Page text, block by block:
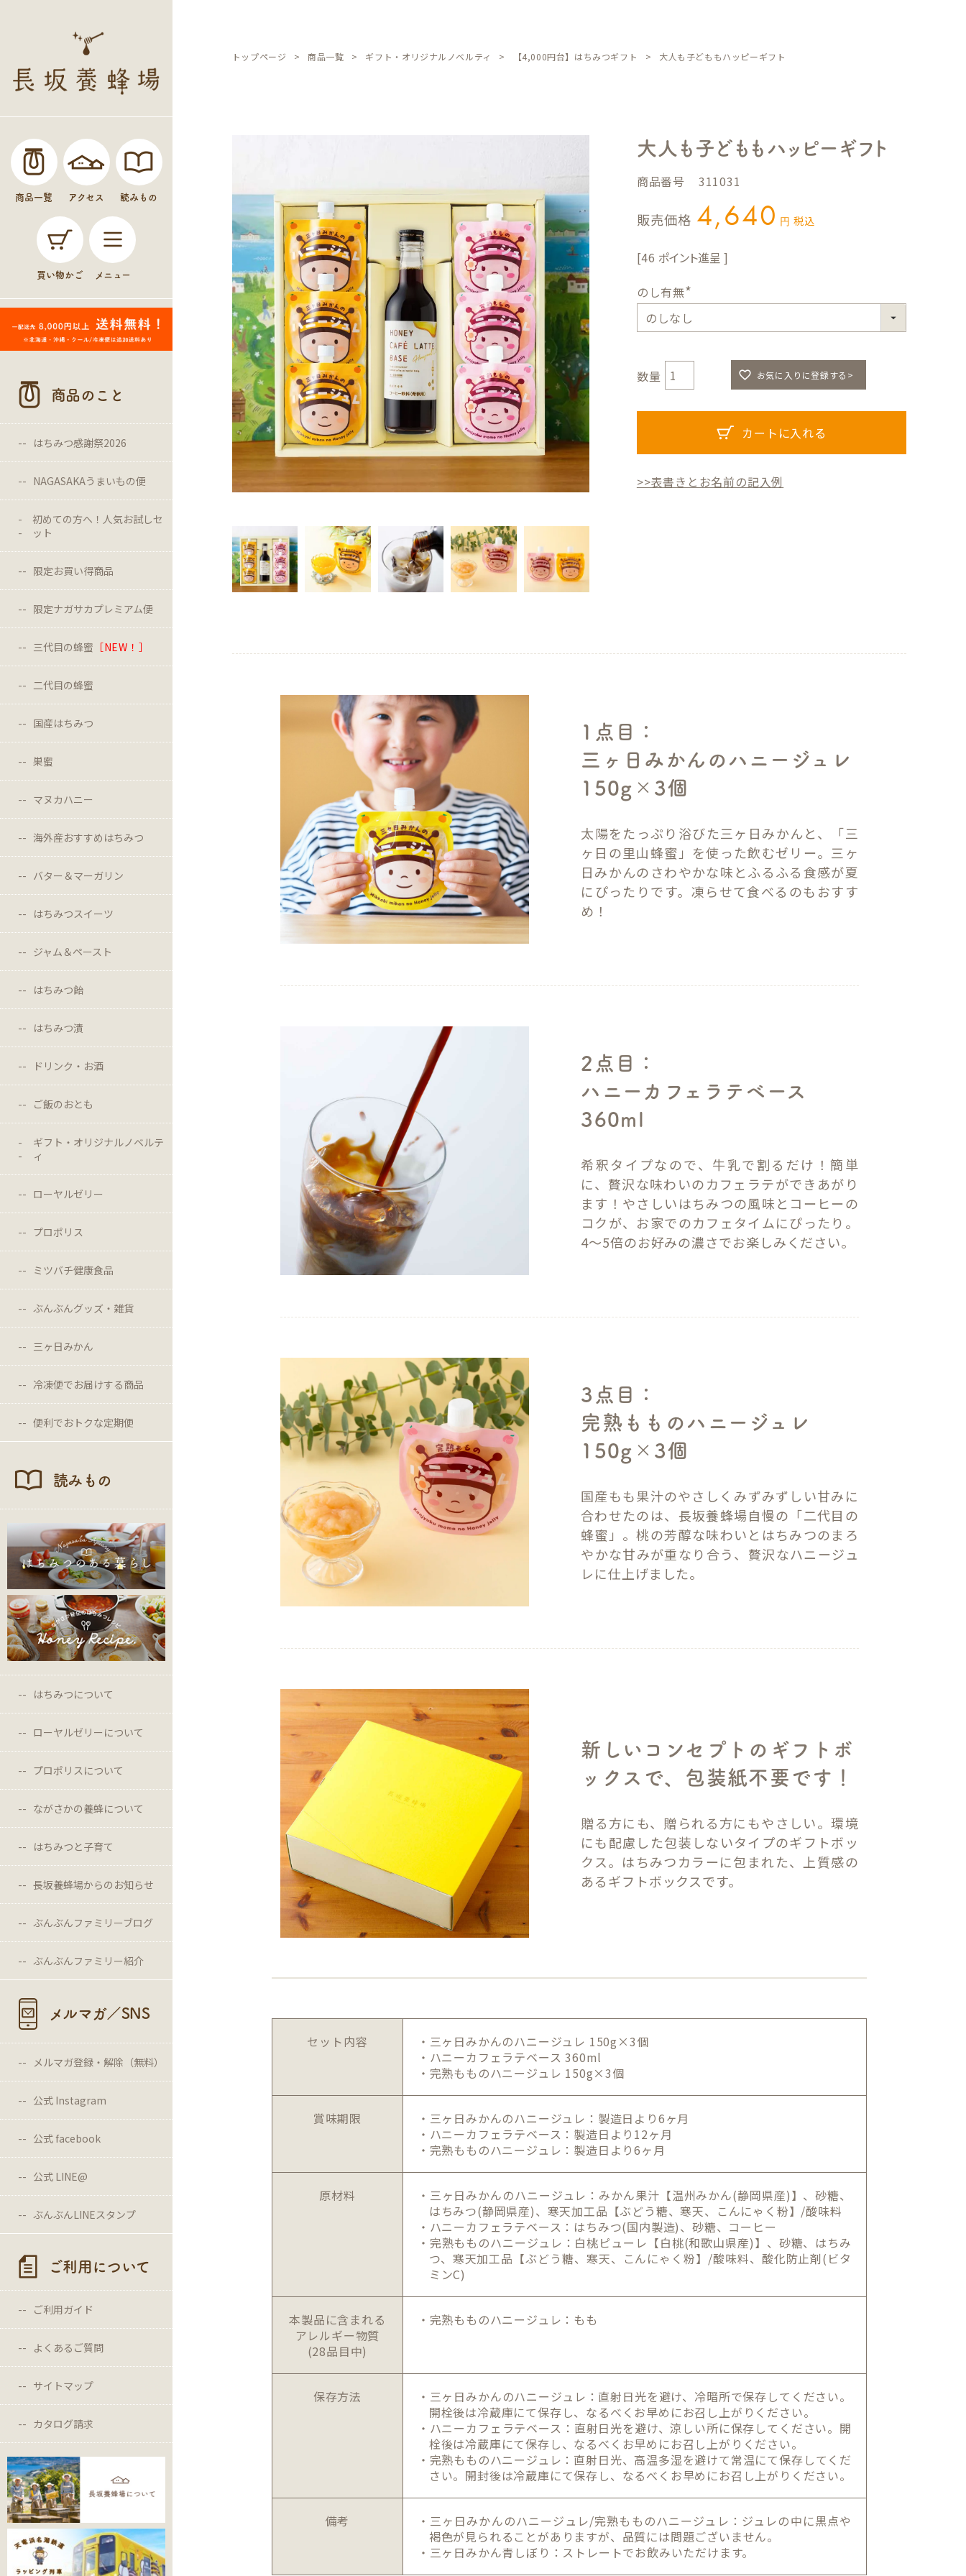
商品一覧 アクセス 読みもの
買い物かご メニュー
商品のこと
はちみつ感謝祭2026
NAGASAKAうまいもの便
初めての方へ！人気お試しセ
ット
限定お買い得商品
限定ナガサカプレミアム便
三代目の蜂蜜 ［NEW！］
二代目の蜂蜜
国産はちみつ
巣蜜
マヌカハニー
海外産おすすめはちみつ
バター＆マーガリン
はちみつスイーツ
ジャム＆ペースト
はちみつ飴
はちみつ漬
ドリンク・お酒
ご飯のおとも
ギフト・オリジナルノベルテ
ィ
ローヤルゼリー
プロポリス
ミツバチ健康食品
ぶんぶんグッズ・雑貨
三ヶ日みかん
冷凍便でお届けする商品
便利でおトクな定期便
読みもの
はちみつについて
ローヤルゼリーについて
プロポリスについて
ながさかの養蜂について
はちみつと子育て
長坂養蜂場からのお知らせ
ぶんぶんファミリーブログ
ぶんぶんファミリー紹介
メルマガ／SNS
メルマガ登録・解除（無料）
公式 Instagram
公式 facebook
公式 LINE@
ぶんぶんLINEスタンプ
ご利用について
ご利用ガイド
よくあるご質問
サイトマップ
カタログ請求
トップページ 商品一覧 ギフト・オリジナルノベルティ 【4,000円台】はちみつギフト 大人も子どももハッピーギフト
大人も子どももハッピーギフト
商品番号 311031
販売価格 4,640 税込
46
のし有無
(
必
須
お気に入りに登録する>
カートに入れる
>>表書きとお名前の記入例
1点目：
三ヶ日みかんのハニージュレ
150g×3個
太陽をたっぷり浴びた三ヶ日みかんと、「三
ヶ日の里山蜂蜜」を使った飲むゼリー。三ヶ
日みかんのさわやかな味とふるふる食感が夏
にぴったりです。凍らせて食べるのもおすす
め！
2点目：
ハニーカフェラテベース
360ml
希釈タイプなので、牛乳で割るだけ！簡単
に、贅沢な味わいのカフェラテができあがり
ます！やさしいはちみつの風味とコーヒーの
コクが、お家でのカフェタイムにぴったり。
4～5倍のお好みの濃さでお楽しみください。
3点目：
完熟もものハニージュレ
150g×3個
国産もも果汁のやさしくみずみずしい甘みに
合わせたのは、長坂養蜂場自慢の「二代目の
蜂蜜」。桃の芳醇な味わいとはちみつのまろ
やかな甘みが重なり合う、贅沢なハニージュ
レに仕上げました。
新しいコンセプトのギフトボ
ックスで、包装紙不要です！
贈る方にも、贈られる方にもやさしい。環境
にも配慮した包装しないタイプのギフトボッ
クス。はちみつカラーに包まれた、上質感の
あるギフトボックスです。
セット内容
・三ヶ日みかんのハニージュレ 150g×3個
・ハニーカフェラテベース 360ml
・完熟もものハニージュレ 150g×3個
賞味期限
・三ヶ日みかんのハニージュレ：製造日より6ヶ月
・ハニーカフェラテベース：製造日より12ヶ月
・完熟もものハニージュレ：製造日より6ヶ月
原材料
・三ヶ日みかんのハニージュレ：みかん果汁【温州みかん(静岡県産)】、砂糖、
はちみつ(静岡県産)、寒天加工品【ぶどう糖、寒天、こんにゃく粉】/酸味料
・ハニーカフェラテベース：はちみつ(国内製造)、砂糖、コーヒー
・完熟もものハニージュレ：白桃ピューレ【白桃(和歌山県産)】、砂糖、はちみ
つ、寒天加工品【ぶどう糖、寒天、こんにゃく粉】/酸味料、酸化防止剤(ビタ
ミンC)
本製品に含まれる
アレルギー物質
(28品目中)
・完熟もものハニージュレ：もも
保存方法
・三ヶ日みかんのハニージュレ：直射日光を避け、冷暗所で保存してください。
開栓後は冷蔵庫にて保存し、なるべくお早めにお召し上がりください。
・ハニーカフェラテベース：直射日光を避け、涼しい所に保存してください。開
栓後は冷蔵庫にて保存し、なるべくお早めにお召し上がりください。
・完熟もものハニージュレ：直射日光、高温多湿を避けて常温にて保存してくだ
さい。開封後は冷蔵庫にて保存し、なるべくお早めにお召し上がりください。
備考
・三ヶ日みかんのハニージュレ/完熟もものハニージュレ：ジュレの中に黒点や
褐色が見られることがありますが、品質には問題ございません。
・三ヶ日みかん青しぼり：ストレートでお飲みいただけます。